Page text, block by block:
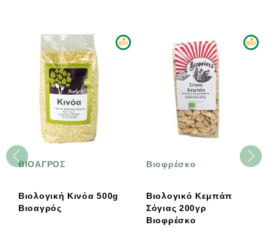
ΒΙΟΑΓΡΟΣ
Βιολογική Κινόα 500g
Βιοαγρός
Βιοφρέσκο
Βιολογικό Κεμπάπ
Σόγιας 200γρ
Βιοφρέσκο